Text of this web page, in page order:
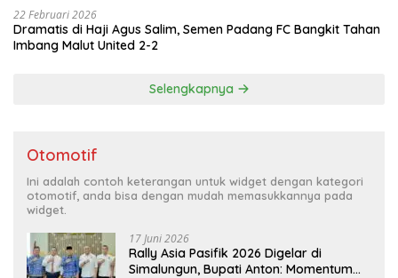
22 Februari 2026
Dramatis di Haji Agus Salim, Semen Padang FC Bangkit Tahan
Imbang Malut United 2-2
Selengkapnya
Otomotif
Ini adalah contoh keterangan untuk widget dengan kategori
otomotif, anda bisa dengan mudah memasukkannya pada
widget.
17 Juni 2026
Rally Asia Pasifik 2026 Digelar di
Simalungun, Bupati Anton: Momentum